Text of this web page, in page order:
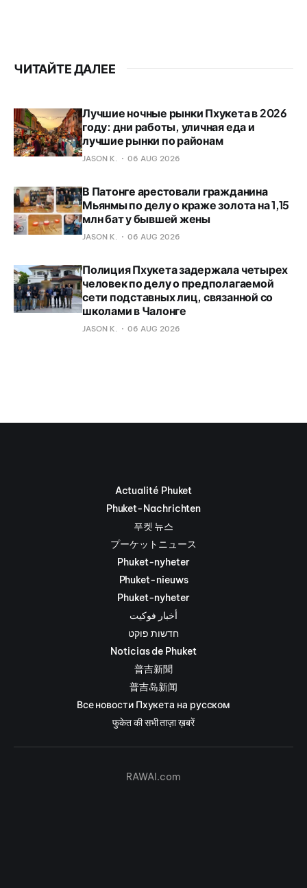
ЧИТАЙТЕ ДАЛЕЕ
Лучшие ночные рынки Пхукета в 2026
году: дни работы, уличная еда и
лучшие рынки по районам
JASON K. 06 AUG 2026
В Патонге арестовали гражданина
Мьянмы по делу о краже золота на 1,15
млн бат у бывшей жены
JASON K. 06 AUG 2026
Полиция Пхукета задержала четырех
человек по делу о предполагаемой
сети подставных лиц, связанной со
школами в Чалонге
JASON K. 06 AUG 2026
Actualité Phuket
Phuket-Nachrichten
푸켓 뉴스
プーケットニュース
Phuket-nyheter
Phuket-nieuws
Phuket-nyheter
أخبار فوكيت
חדשות פוקט
Noticias de Phuket
普吉新聞
普吉岛新闻
Все новости Пхукета на русском
फुकेत की सभी ताज़ा ख़बरें
RAWAI.com